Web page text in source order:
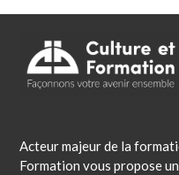
Acteur majeur de la
Formation vous propose